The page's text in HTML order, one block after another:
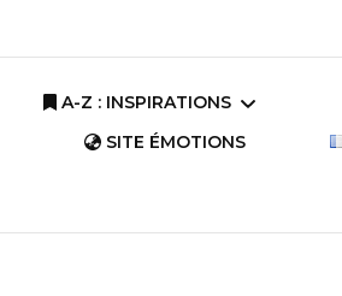
A-Z : INSPIRATIONS
SITE ÉMOTIONS